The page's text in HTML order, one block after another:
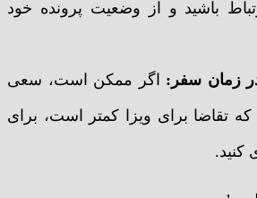
باشید و از وضعیت پرونده خود
زمان سفر : اگر ممکن است، سعی
تقاضا برای ویزا کمتر است، برای
کنید.